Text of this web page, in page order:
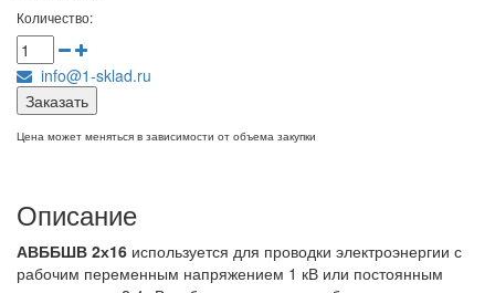
Количество:
info@1-sklad.ru
Заказать
Цена может меняться в зависимости от объема закупки
Описание
АВББШВ 2х16 используется для проводки электроэнергии с
рабочим переменным напряжением 1 кВ или постоянным